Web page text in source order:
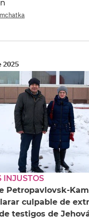
2025
INJUSTOS
Petropavlovsk-
culpable de
testigos de